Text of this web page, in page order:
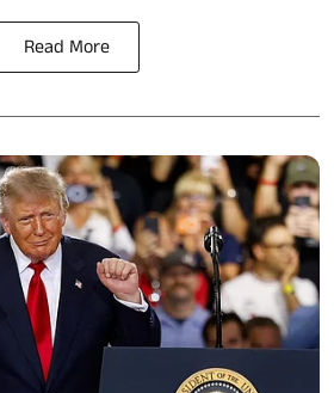
Read More